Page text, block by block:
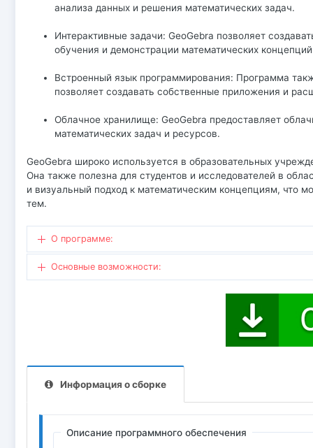
анализа данных и решения математических задач.
Интерактивные задачи: GeoGebra позволяет
обучения и демонстрации математических
Встроенный язык программирования: Программа
позволяет создавать собственные приложения и
Облачное хранилище: GeoGebra предоставляет
математических задач и ресурсов.
GeoGebra широко используется в образовательных
Она также полезна для студентов и исследователей в
и визуальный подход к математическим концепциям, что
тем.
О программе:
Основные возможности:
Информация о сборке
Описание программного обеспечения